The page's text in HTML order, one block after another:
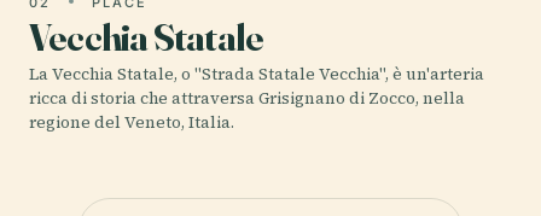
Vecchia Statale
La Vecchia Statale, o "Strada Statale Vecchia", è un'arteria
ricca di storia che attraversa Grisignano di Zocco, nella
regione del Veneto, Italia.